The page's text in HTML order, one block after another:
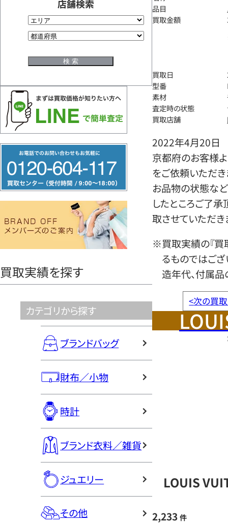
店舗検索
リ
ー
ヤ
買取実績を探す
カテゴリから探す
ブランドバッグ
財布／小物
時計
ブランド衣料／雑貨
ジュエリー
その他
品目
買取金額
買取日
型番
素材
査定時の状態
買取店舗
2022年4月20日
京都府のお客様よ
をご依頼いただき
お品物の状態など
したところご了
取させていただき
※買取実績の『買
るものではござ
造年代、付属品
<次の買
LOUIS
2,233 件